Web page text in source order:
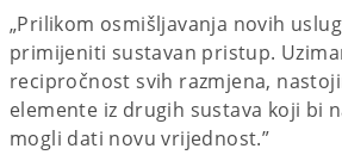
„Prilikom osmišljavanja novih
primijeniti sustavan pristup.
recipročnost svih razmjena,
elemente iz drugih sustava koji bi
mogli dati novu vrijednost.”